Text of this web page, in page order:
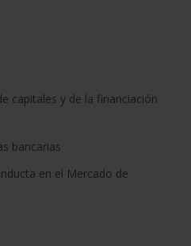
capitales y de la financiación
bancarias
en el Mercado de